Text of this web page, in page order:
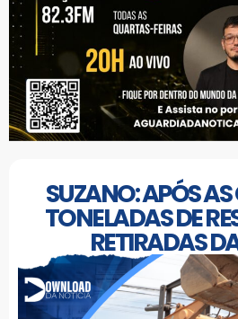
SUZANO: APÓS
TONELADAS DE
RETIRADAS